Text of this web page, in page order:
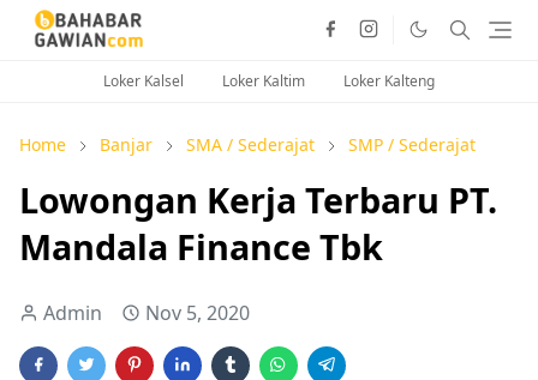
Loker Kalsel Loker Kaltim Loker Kalteng
Home Banjar SMA / Sederajat SMP / Sederajat
Lowongan Kerja Terbaru PT.
Mandala Finance Tbk
Admin Nov 5, 2020